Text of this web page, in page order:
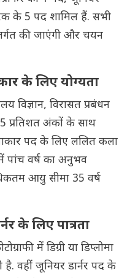
के 5 पद शामिल हैं. सभी
की जाएंगी और चयन
के लिए योग्यता
विज्ञान, विरासत प्रबंधन
प्रतिशत अंकों के साथ
पद के लिए ललित कला
पांच वर्ष का अनुभव
आयु सीमा 35 वर्ष
के लिए पात्रता
में डिग्री या डिप्लोमा
वहीं जूनियर डार्नर पद के